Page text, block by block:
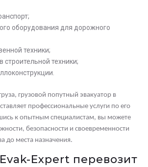
оборудования для дорожного
техники;
строительной техники;
грузовой попутный эвакуатор в
профессиональные услуги по его
к опытным специалистам, вы можете
безопасности и своевременности
до места назначения.
Expert перевозит